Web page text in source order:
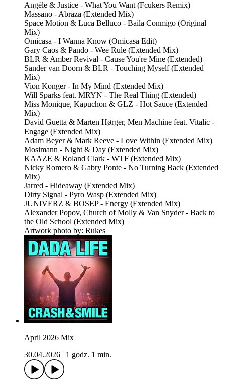
Angèle & Justice - What You Want (Fcukers Remix)
Massano - Abraza (Extended Mix)
Space Motion & Luca Belluco - Baila Conmigo (Original
Mix)
Omicasa - I Wanna Know (Omicasa Edit)
Gary Caos & Pando - Wee Rule (Extended Mix)
BLR & Amber Revival - Cause You're Mine (Extended)
Sander van Doorn & BLR - Touching Myself (Extended
Mix)
Vion Konger - In My Mind (Extended Mix)
Will Sparks feat. MRYN - The Real Thing (Extended)
Miss Monique, Kapuchon & GLZ - Hot Sauce (Extended
Mix)
David Guetta & Marten Hørger, Men Machine feat. Vitalic -
Engage (Extended Mix)
Adam Beyer & Mark Reeve - Love Within (Extended Mix)
Mosimann - Night & Day (Extended Mix)
KAAZE & Roland Clark - WTF (Extended Mix)
Nicky Romero & Gabry Ponte - No Turning Back (Extended
Mix)
Jarred - Hideaway (Extended Mix)
Dirty Signal - Pyro Wasp (Extended Mix)
JUNIVERZ & BOSEP - Energy (Extended Mix)
Alexander Popov, Church of Molly & Van Snyder - Back to
the Old School (Extended Mix)
Artwork photo by: Rukes
April 2026 Mix
30.04.2026
1 godz. 1 min.